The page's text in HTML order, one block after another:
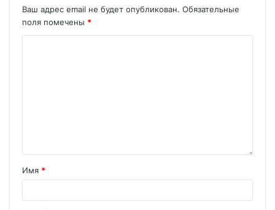
Ваш адрес email не будет опубликован. Обязательные
поля помечены *
Имя *